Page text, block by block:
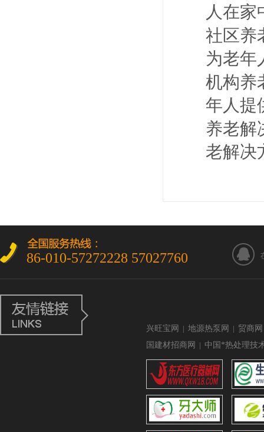
人在家
社区养
为老年
机构养
年人提
养老解
老解决
86-010-57272228 57027760
兴旺宝网 | 地源热泵网 | 贸商网
国建材招商网
| 中国*热处理技